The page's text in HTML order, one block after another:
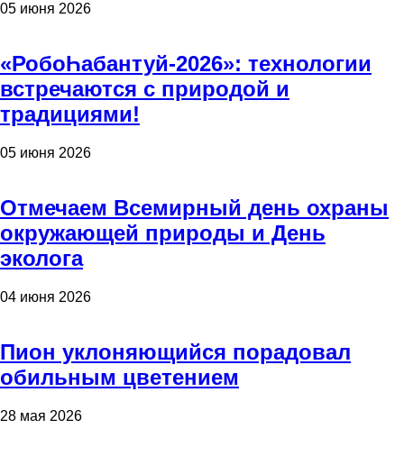
05 июня 2026
«РобоҺабантуй-2026»: технологии
встречаются с природой и
традициями!
05 июня 2026
Отмечаем Всемирный день охраны
окружающей природы и День
эколога
04 июня 2026
Пион уклоняющийся порадовал
обильным цветением
28 мая 2026